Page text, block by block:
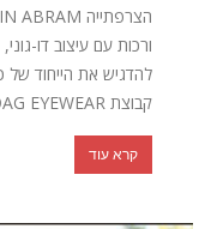
ורכות עם עיצוב דו-
קבוצת SHALDAG EYEWEAR, היבואנית...
קרא עוד